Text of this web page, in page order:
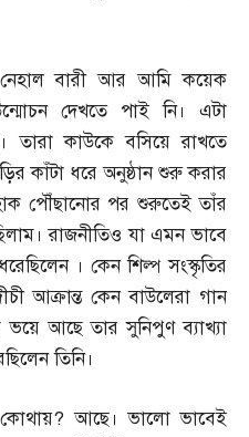
নেহাল বারী আর আমি কয়েক
দেখতে পাই নি। এটা
তারা কাউকে বসিয়ে রাখতে
কাঁটা ধরে অনুষ্ঠান শুরু করার
পৌঁছানোর পর শুরুতেই তাঁর
রাজনীতিও যা এমন ভাবে
। কেন শিল্প সংস্কৃতির
আক্রান্ত কেন বাউলেরা গান
আছে তার সুনিপুণ ব্যাখ্যা
তিনি।
কোথায়?আছে। ভালো ভাবেই